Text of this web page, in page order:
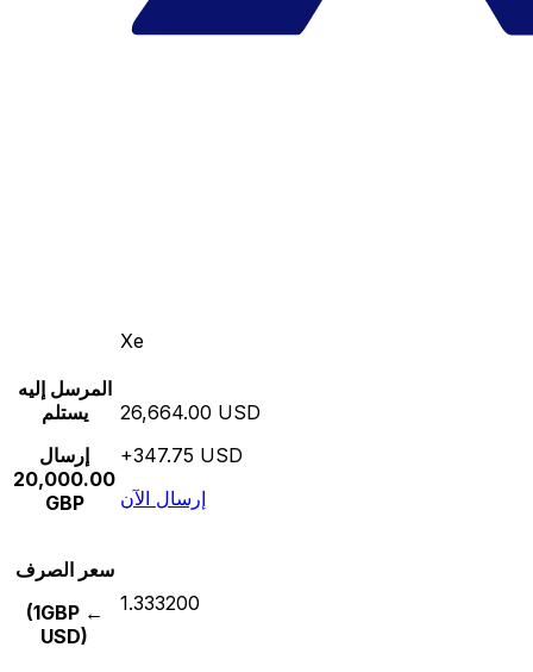
Xe
المرسل إليه
يستلم
إرسال
20,000.00
GBP
26,664.00 USD
+347.75 USD
إرسال الآن
سعر الصرف
(1GBP ←
USD)
1.333200